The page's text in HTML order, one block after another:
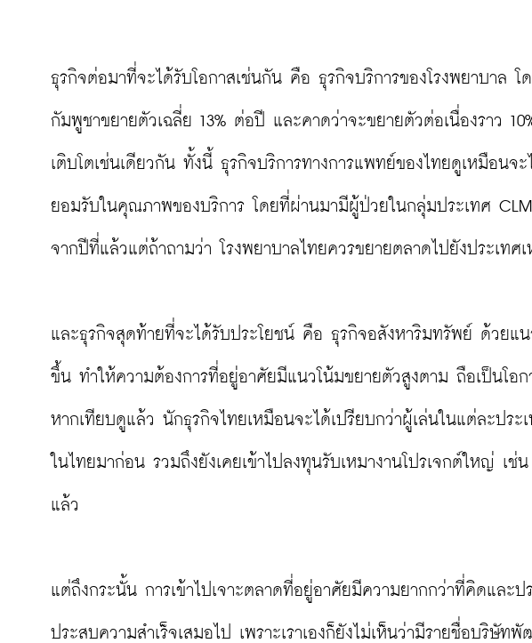
ธุรกิจต่อมาที่จะได้รับโอกาสเช่นกัน คือ ธุรกิจบริการของโรงพยาบาล
กัมพูชาขยายตัวเฉลี่ย 13% ต่อปี และคาดว่าจะขยายตัวต่อเนื่องราว
เติบโตเช่นเดียวกัน ทั้งนี้ ธุรกิจบริการทางการแพทย์ของไทยดูเหมือนจ
ยอมรับในคุณภาพของบริการ โดยที่ผ่านมามีผู้ป่วยในกลุ่มประเทศ
จากปีที่แล้วแต่ถ้าถามว่า โรงพยาบาลไทยควรขยายตลาดไปยังประเทศเ
และธุรกิจสุดท้ายที่จะได้รับประโยชน์ คือ ธุรกิจอสังหาริมทรัพย์ ด้วยแน
ขึ้น ทำให้ความต้องการที่อยู่อาศัยมีแนวโน้มขยายตัวสูงตาม ถือเป็นโอ
หากเทียบดูแล้ว นักธุรกิจไทยเหมือนจะได้เปรียบกว่าผู้เล่นในแต่ละปร
ในไทยมาก่อน รวมถึงยังเคยเข้าไปลงทุนรับเหมางานโปรเจกต์ใหญ่ เ
แล้ว
แต่ถึงกระนั้น การเข้าไปเจาะตลาดที่อยู่อาศัยมีความยากกว่าที่คิดและ
ประสบความสำเร็จเสมอไป เพราะเราเองก็ยังไม่เห็นว่ามีรายชื่อบริษัท